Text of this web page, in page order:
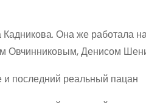
Она же работала
Денисом